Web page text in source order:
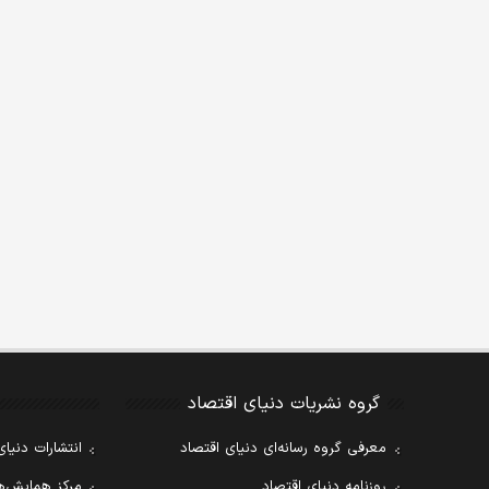
گروه نشریات دنیای اقتصاد
معرفی گروه رسانه‌ای دنیای اقتصاد
انتشارات